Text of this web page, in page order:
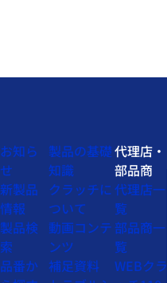
お知ら
せ
新製品
情報
製品検
索
品番か
製品の基礎
知識
クラッチに
ついて
動画コンテ
ンツ
補足資料
代理店・
部品商
代理店一
覧
部品商一
覧
WEBクラ